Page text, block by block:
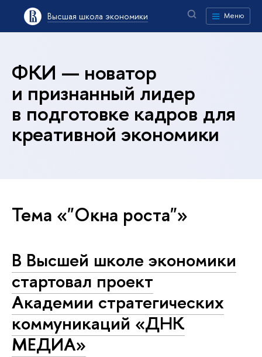
Высшая школа экономики Меню
ФКИ — новатор
и признанный лидер
в подготовке кадров для
креативной экономики
Тема «"Окна роста"»
В Высшей школе экономики
стартовал проект
Академии стратегических
коммуникаций «ДНК
МЕДИА»